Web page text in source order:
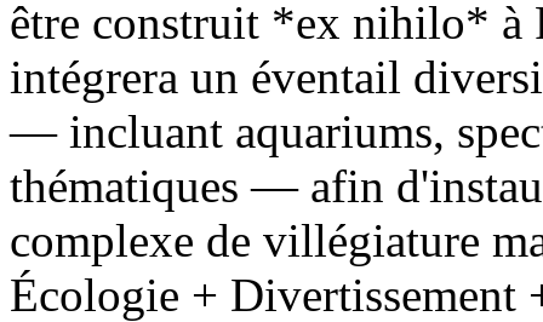
être construit *ex nihilo* à
intégrera un éventail
— incluant aquariums,
thématiques — afin
complexe de villégiature
Écologie + Divertissement